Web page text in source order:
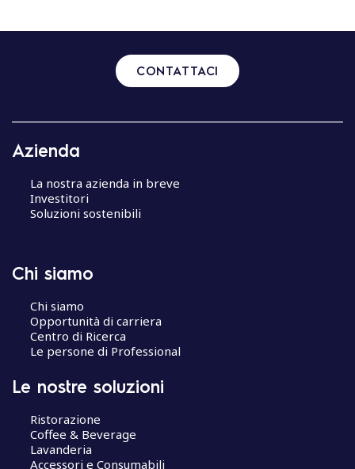
CONTATTACI
Azienda
La nostra azienda in breve
Investitori
Soluzioni sostenibili
Chi siamo
Chi siamo
Opportunità di carriera
Centro di Ricerca
Le persone di Professional
Le nostre soluzioni
Ristorazione
Coffee & Beverage
Lavanderia
Accessori e Consumabili